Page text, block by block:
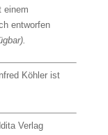
einem
entworfen
Köhler ist
Verlag